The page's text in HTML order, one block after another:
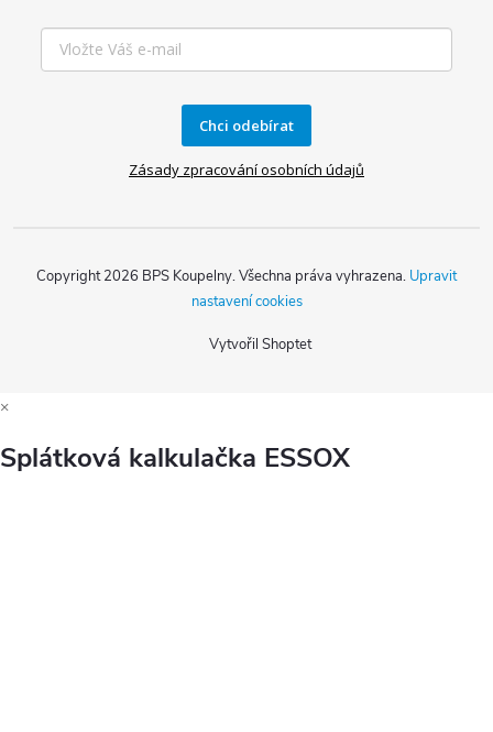
Chci odebírat
Zásady zpracování osobních údajů
Vytvořil Shoptet
Copyright 2026 BPS Koupelny. Všechna práva vyhrazena. Upravit
nastavení cookies
×
Splátková kalkulačka ESSOX